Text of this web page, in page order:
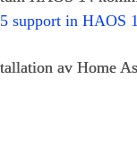
support in HAOS
av Home